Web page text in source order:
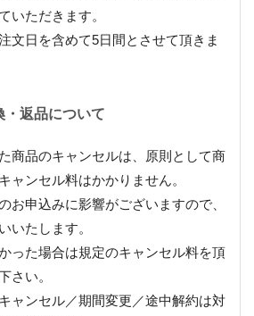
いただきます。
文日を含めて5日間とさせて頂きま
・返品について
商品のキャンセルは、原則として商
ャンセル料はかかりません。
お申込みに影響がございますので、
いたします。
った場合は規定のキャンセル料を頂
さい。
ャンセル／期間変更／途中解約は対